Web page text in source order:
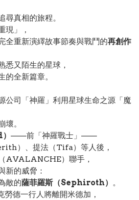
尋真相的旅程。
現」，
全重新演繹故事節奏與戰鬥的再創作
悉又陌生的星球，
的全新篇章。
公司「神羅」利用星球生命之源「魔
壞。
——前「神羅戰士」——
）、提法（Tifa）等人後，
AVALANCHE）聯手，
新的威脅：
敵的薩菲羅斯（Sephiroth） 。
德一行人將離開米德加，